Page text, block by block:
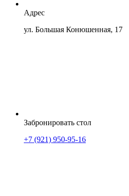
Адрес
ул. Большая Конюшенная, 17
Забронировать стол
+7 (921) 950-95-16